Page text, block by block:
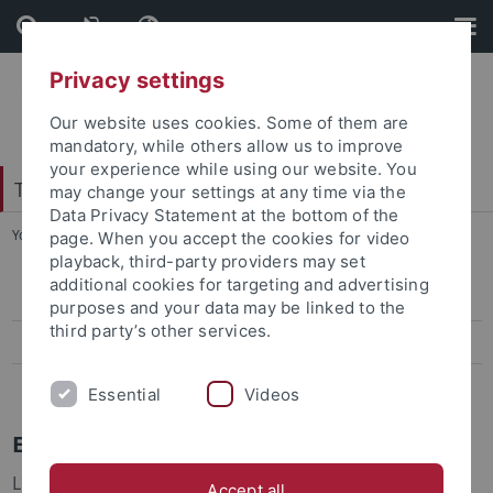
Skip
to
content
Skip
to
footer
Tübingen Center for Digital Education
You are here: Startseite ... Recap 2025
Recap 2025
Recap 2024
Recap 2023
Editorial
Liebe Kooperationspartner:innen von TüCeDE,
Privacy settings
Our website uses cookies. Some of them are
mandatory, while others allow us to improve
your experience while using our website. You
may change your settings at any time via the
Data Privacy Statement at the bottom of the
page. When you accept the cookies for video
playback, third-party providers may set
additional cookies for targeting and advertising
purposes and your data may be linked to the
third party’s other services.
Essential Videos